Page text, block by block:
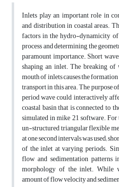
Inlets play an important role in
and distribution in coastal areas.
factors in the hydro-dynamicity
process and determining the
paramount importance. Short
shaping an inlet. The breaking
mouth of inlets causes the
transport in this area. The purpose
period wave could interactively
coastal basin that is connected to
simulated in mike 21 software.
un-structured triangular flexible
at one second intervals was used;
of the inlet at varying periods.
flow and sedimentation patterns
morphology of the inlet. While
amount of flow velocity and